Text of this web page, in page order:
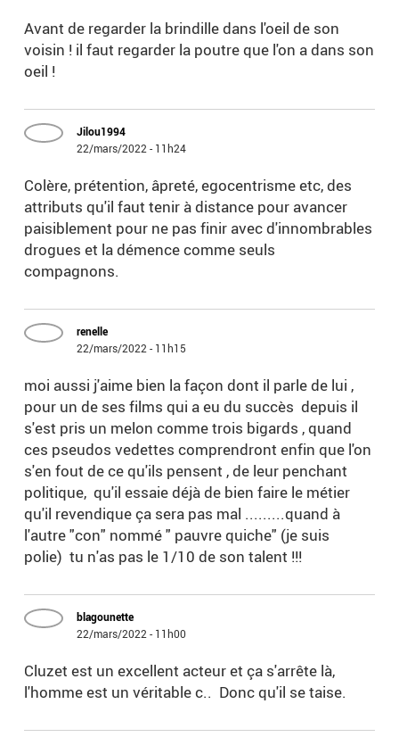
Avant de regarder la brindille dans l'oeil de son
voisin ! il faut regarder la poutre que l'on a dans son
oeil !
Jilou1994
22/mars/2022 - 11h24
Colère, prétention, âpreté, egocentrisme etc, des
attributs qu'il faut tenir à distance pour avancer
paisiblement pour ne pas finir avec d'innombrables
drogues et la démence comme seuls
compagnons.
renelle
22/mars/2022 - 11h15
moi aussi j'aime bien la façon dont il parle de lui ,
pour un de ses films qui a eu du succès depuis il
s'est pris un melon comme trois bigards , quand
ces pseudos vedettes comprendront enfin que l'on
s'en fout de ce qu'ils pensent , de leur penchant
politique, qu'il essaie déjà de bien faire le métier
qu'il revendique ça sera pas mal .........quand à
l'autre "con" nommé " pauvre quiche" (je suis
polie) tu n'as pas le 1/10 de son talent !!!
blagounette
22/mars/2022 - 11h00
Cluzet est un excellent acteur et ça s'arrête là,
l'homme est un véritable c.. Donc qu'il se taise.